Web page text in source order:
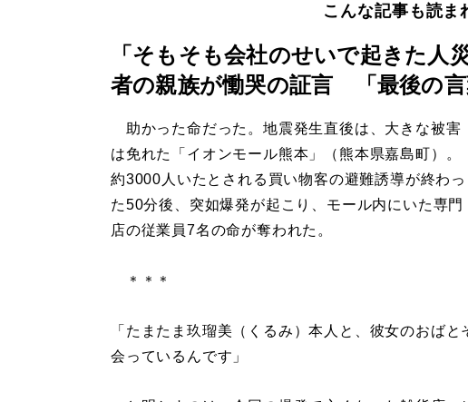
こんな記事も読ま
「そもそも会社のせいで起きた
者の親族が慟哭の証言 「最後の言
助かった命だった。地震発生直後は、大きな被害
は免れた「イオンモール熊本」（熊本県嘉島町）。
約3000人いたとされる買い物客の避難誘導が終わっ
た50分後、突如爆発が起こり、モール内にいた専門
店の従業員7名の命が奪われた。
＊＊＊
「たまたま玖瑠美（くるみ）本人と、彼女のおば
会っているんです」